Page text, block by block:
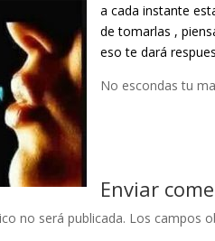
a cada instante
de tomarlas ,
eso te dará
No escondas tu
Enviar
no será publicada. Los campos